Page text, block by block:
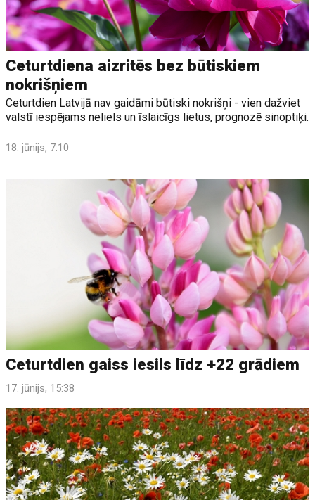
Ceturtdiena aizritēs bez būtiskiem
nokrišņiem
Ceturtdien Latvijā nav gaidāmi būtiski nokrišņi - vien dažviet
valstī iespējams neliels un īslaicīgs lietus, prognozē sinoptiķi.
18. jūnijs, 7:10
Ceturtdien gaiss iesils līdz +22 grādiem
17. jūnijs, 15:38